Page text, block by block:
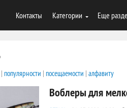
Контакты Категории Еще
| популярности | посещаемости | алфавиту
Воблеры для